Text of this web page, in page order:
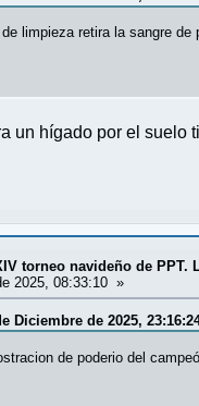
limpieza retira la sangre
un hígado por el suelo
torneo navideño de PPT.
2025, 08:33:10 »
Diciembre de 2025,
de poderio del